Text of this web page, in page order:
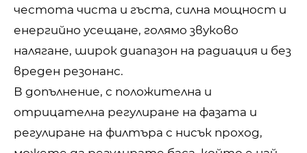
честота чиста и гъста, силна мощност и
енергийно усещане, голямо звуково
налягане, широк диапазон на радиация и без
вреден резонанс.
В допълнение, с положителна и
отрицателна регулиране на фазата и
регулиране на филтъра с нисък проход,